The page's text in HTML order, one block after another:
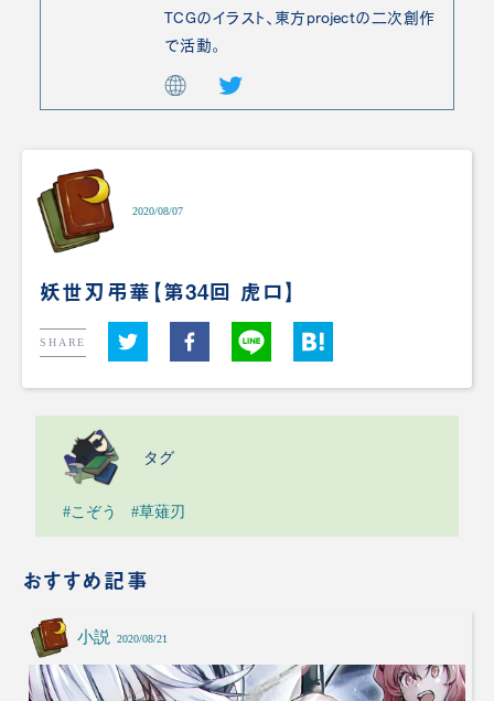
TCGのイラスト、東方projectの二次創作
で活動。
2020/08/07
妖世刃弔華【第34回 虎口】
SHARE
タグ
#こぞう #草薙刃
おすすめ記事
小説 2020/08/21